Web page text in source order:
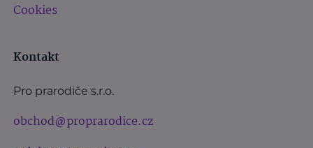
Cookies
Kontakt
Pro prarodiče s.r.o.
obchod@proprarodice.cz